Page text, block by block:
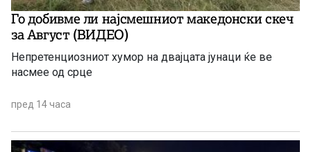
Го добивме ли најсмешниот македонски скеч
за Август (ВИДЕО)
Непретенциозниот хумор на двајцата јунаци ќе ве
насмее од срце
пред 14 часа